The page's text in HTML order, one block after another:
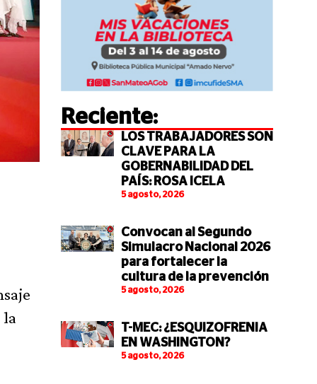
la
Reciente:
LOS TRABAJADORES SON
CLAVE PARA LA
GOBERNABILIDAD DEL
PAÍS: ROSA ICELA
5 agosto, 2026
Convocan al Segundo
Simulacro Nacional 2026
para fortalecer la
cultura de la prevención
5 agosto, 2026
T-MEC: ¿ESQUIZOFRENIA
EN WASHINGTON?
5 agosto, 2026